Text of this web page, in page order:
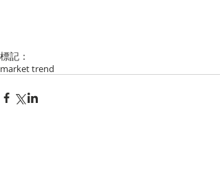
標記：
market trend